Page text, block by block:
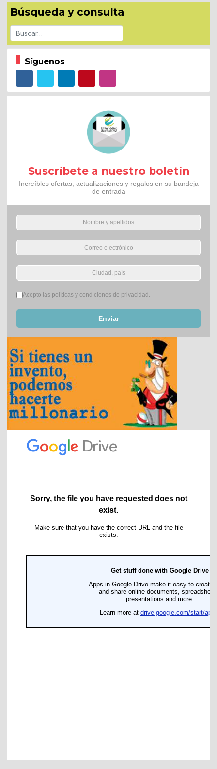
Búsqueda y consulta
Buscar
Síguenos
Suscríbete a nuestro boletín
Increíbles ofertas, actualizaciones y regalos en su bandeja
de entrada
Términos del servicio*
Acepto las políticas y condiciones de privacidad.
Enviar